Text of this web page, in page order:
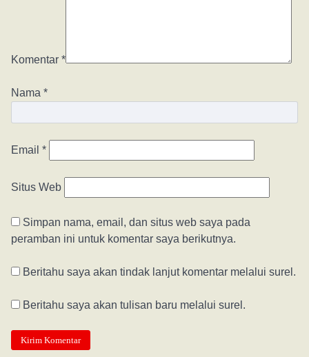
Komentar *
Nama *
Email *
Situs Web
Simpan nama, email, dan situs web saya pada
peramban ini untuk komentar saya berikutnya.
Beritahu saya akan tindak lanjut komentar melalui surel.
Beritahu saya akan tulisan baru melalui surel.